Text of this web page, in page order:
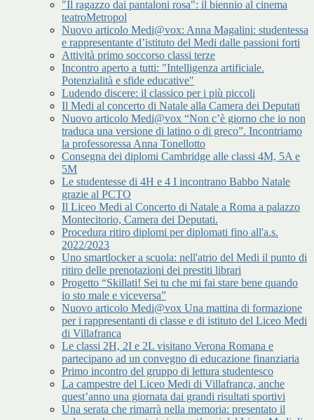
"Il ragazzo dai pantaloni rosa": il biennio al cinema
teatroMetropol
Nuovo articolo Medi@vox: Anna Magalini: studentessa
e rappresentante d’istituto del Medi dalle passioni forti
Attività primo soccorso classi terze
Incontro aperto a tutti: "Intelligenza artificiale.
Potenzialità e sfide educative"
Ludendo discere: il classico per i più piccoli
Il Medi al concerto di Natale alla Camera dei Deputati
Nuovo articolo Medi@vox “Non c’è giorno che io non
traduca una versione di latino o di greco”. Incontriamo
la professoressa Anna Tonellotto
Consegna dei diplomi Cambridge alle classi 4M, 5A e
5M
Le studentesse di 4H e 4 I incontrano Babbo Natale
grazie al PCTO
Il Liceo Medi al Concerto di Natale a Roma a palazzo
Montecitorio, Camera dei Deputati.
Procedura ritiro diplomi per diplomati fino all'a.s.
2022/2023
Uno smartlocker a scuola: nell'atrio del Medi il punto di
ritiro delle prenotazioni dei prestiti librari
Progetto “Skillati! Sei tu che mi fai stare bene quando
io sto male e viceversa”
Nuovo articolo Medi@vox Una mattina di formazione
per i rappresentanti di classe e di istituto del Liceo Medi
di Villafranca
Le classi 2H, 2I e 2L visitano Verona Romana e
partecipano ad un convegno di educazione finanziaria
Primo incontro del gruppo di lettura studentesco
La campestre del Liceo Medi di Villafranca, anche
quest’anno una giornata dai grandi risultati sportivi
Una serata che rimarrà nella memoria: presentato il